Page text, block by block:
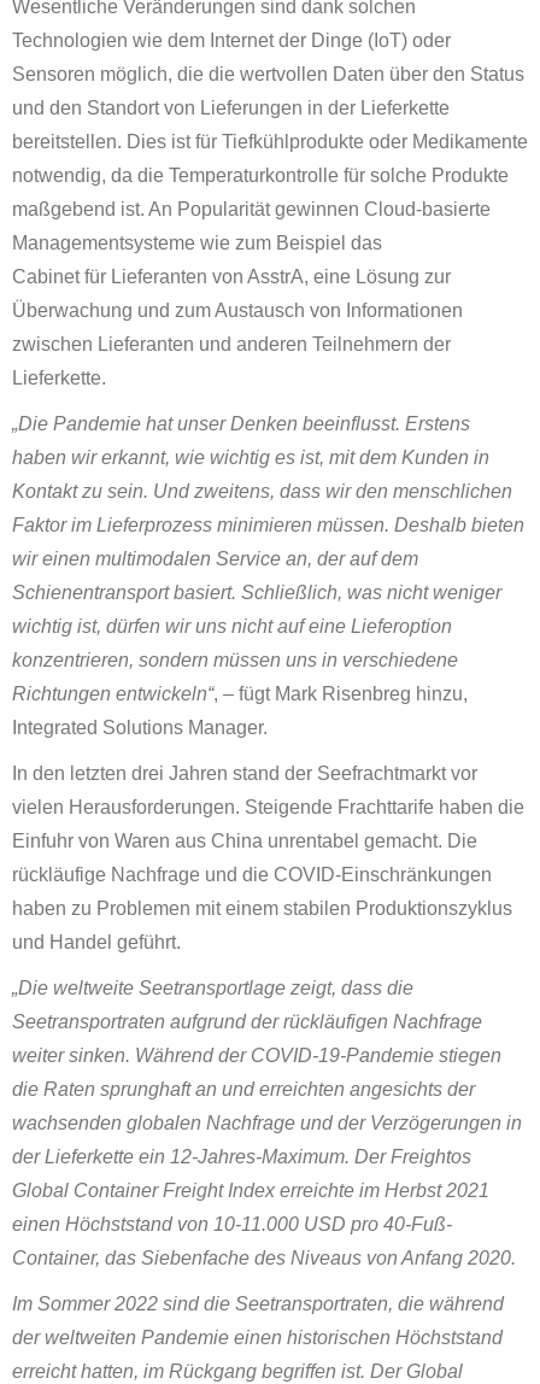
Wesentliche Veränderungen sind dank solchen
Technologien wie dem Internet der Dinge (IoT) oder
Sensoren möglich, die die wertvollen Daten über den Status
und den Standort von Lieferungen in der Lieferkette
bereitstellen. Dies ist für Tiefkühlprodukte oder Medikamente
notwendig, da die Temperaturkontrolle für solche Produkte
maßgebend ist. An Popularität gewinnen Cloud-basierte
Managementsysteme wie zum Beispiel das
Cabinet für Lieferanten von AsstrA, eine Lösung zur
Überwachung und zum Austausch von Informationen
zwischen Lieferanten und anderen Teilnehmern der
Lieferkette.
„Die Pandemie hat unser Denken beeinflusst. Erstens
haben wir erkannt, wie wichtig es ist, mit dem Kunden in
Kontakt zu sein. Und zweitens, dass wir den menschlichen
Faktor im Lieferprozess minimieren müssen. Deshalb bieten
wir einen multimodalen Service an, der auf dem
Schienentransport basiert. Schließlich, was nicht weniger
wichtig ist, dürfen wir uns nicht auf eine Lieferoption
konzentrieren, sondern müssen uns in verschiedene
Richtungen entwickeln“, – fügt Mark Risenbreg hinzu,
Integrated Solutions Manager.
In den letzten drei Jahren stand der Seefrachtmarkt vor
vielen Herausforderungen. Steigende Frachttarife haben die
Einfuhr von Waren aus China unrentabel gemacht. Die
rückläufige Nachfrage und die COVID-Einschränkungen
haben zu Problemen mit einem stabilen Produktionszyklus
und Handel geführt.
„Die weltweite Seetransportlage zeigt, dass die
Seetransportraten aufgrund der rückläufigen Nachfrage
weiter sinken. Während der COVID-19-Pandemie stiegen
die Raten sprunghaft an und erreichten angesichts der
wachsenden globalen Nachfrage und der Verzögerungen in
der Lieferkette ein 12-Jahres-Maximum. Der Freightos
Global Container Freight Index erreichte im Herbst 2021
einen Höchststand von 10-11.000 USD pro 40-Fuß-
Container, das Siebenfache des Niveaus von Anfang 2020.
Im Sommer 2022 sind die Seetransportraten, die während
der weltweiten Pandemie einen historischen Höchststand
erreicht hatten, im Rückgang begriffen ist. Der Global